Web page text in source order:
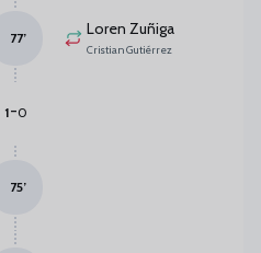
Loren Zuñiga
Cristian Gutiérrez
77’
1-0
75’